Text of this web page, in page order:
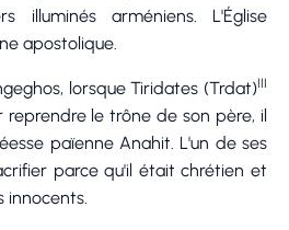
illuminés arméniens. L'Église
apostolique.
lorsque Tiridates (Trdat)III
le trône de son père, il
païenne Anahit. L'un de ses
parce qu'il était chrétien et
innocents.